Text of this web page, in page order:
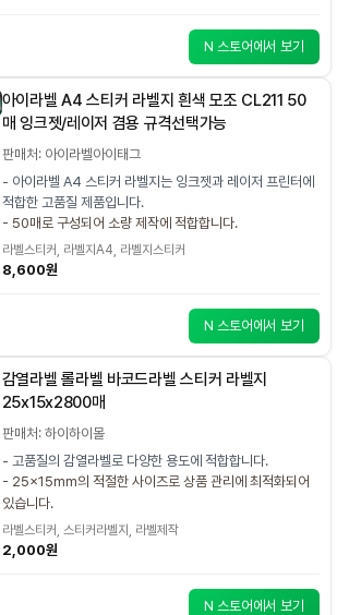
N 스토어에서 보기
아이라벨 A4 스티커 라벨지 흰색 모조 CL211 50
매 잉크젯/레이저 겸용 규격선택가능
판매처: 아이라벨아이태그
- 아이라벨 A4 스티커 라벨지는 잉크젯과 레이저 프린터에
적합한 고품질 제품입니다.
- 50매로 구성되어 소량 제작에 적합합니다.
라벨스티커, 라벨지A4, 라벨지스티커
8,600원
N 스토어에서 보기
감열라벨 롤라벨 바코드라벨 스티커 라벨지
25x15x2800매
판매처: 하이하이몰
- 고품질의 감열라벨로 다양한 용도에 적합합니다.
- 25x15mm의 적절한 사이즈로 상품 관리에 최적화되어
있습니다.
라벨스티커, 스티커라벨지, 라벨제작
2,000원
N 스토어에서 보기